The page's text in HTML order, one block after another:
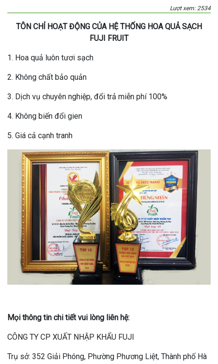
Lượt xem: 2534
TÔN CHỈ HOẠT ĐỘNG CỦA HỆ THỐNG HOA QUẢ SẠCH
FUJI FRUIT
1. Hoa quả luôn tươi sạch
2. Không chất bảo quản
3. Dịch vụ chuyên nghiệp, đổi trả miễn phí 100%
4. Không biến đổi gien
5. Giá cả cạnh tranh
Mọi thông tin chi tiết vui lòng liên hệ:
CÔNG TY CP XUẤT NHẬP KHẨU FUJI
Trụ sở: 352 Giải Phóng, Phường Phương Liệt, Thành phố Hà